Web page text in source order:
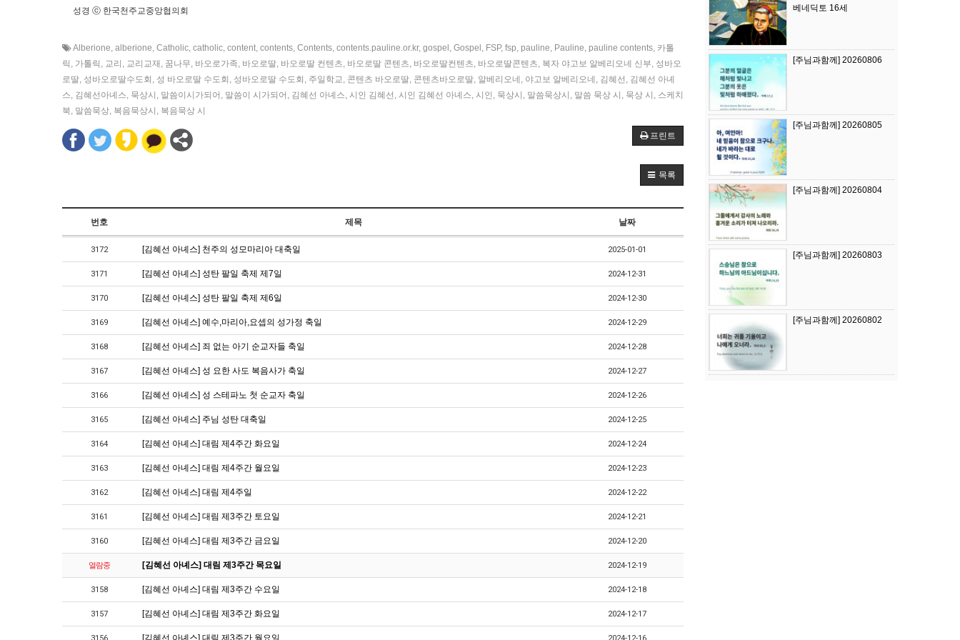
성경 ⓒ 한국천주교중앙협의회
Alberione, alberione, Catholic, catholic, content, contents, Contents, contents.pauline.or.kr, gospel , Gospel , FSP, fsp, pauline, Pauline, pauline contents, 카톨
릭 , 가톨릭 , 교리 , 교리교재 , 꿈나무, 바오로가족, 바오로딸, 바오로딸 컨텐츠, 바오로딸 콘텐츠, 바오로딸컨텐츠, 바오로딸콘텐츠, 복자 야고보 알베리오네 신부, 성바오
로딸, 성바오로딸수도회 , 성 바오로딸 수도회 , 성바오로딸 수도회 , 주일학교, 콘텐츠 바오로딸, 콘텐츠바오로딸, 알베리오네 , 야고보 알베리오네 , 김혜선 , 김혜선 아녜
스, 김혜선아녜스, 묵상시 , 말씀이시가되어 , 말씀이 시가되어 , 김혜선 아녜스, 시인 김혜선 , 시인 김혜선 아녜스, 시인 , 묵상시 , 말씀묵상시 , 말씀 묵상 시 , 묵상 시 , 스케치
북, 말씀묵상, 복음묵상시 , 복음묵상 시
프린트
목록
번호 제목 날짜
3172 [김혜선 아녜스] 천주의 성모마리아 대축일 2025-01-01
3171 [김혜선 아녜스] 성탄 팔일 축제 제7일 2024-12-31
3170 [김혜선 아녜스] 성탄 팔일 축제 제6일 2024-12-30
3169 [김혜선 아녜스] 예수,마리아,요셉의 성가정 축일 2024-12-29
3168 [김혜선 아녜스] 죄 없는 아기 순교자들 축일 2024-12-28
3167 [김혜선 아녜스] 성 요한 사도 복음사가 축일 2024-12-27
3166 [김혜선 아녜스] 성 스테파노 첫 순교자 축일 2024-12-26
3165 [김혜선 아녜스] 주님 성탄 대축일 2024-12-25
3164 [김혜선 아녜스] 대림 제4주간 화요일 2024-12-24
3163 [김혜선 아녜스] 대림 제4주간 월요일 2024-12-23
3162 [김혜선 아녜스] 대림 제4주일 2024-12-22
3161 [김혜선 아녜스] 대림 제3주간 토요일 2024-12-21
3160 [김혜선 아녜스] 대림 제3주간 금요일 2024-12-20
열람중 [김혜선 아녜스] 대림 제3주간 목요일 2024-12-19
3158 [김혜선 아녜스] 대림 제3주간 수요일 2024-12-18
3157 [김혜선 아녜스] 대림 제3주간 화요일 2024-12-17
[김혜선 아녜스] 대림 제3주간 월요일
베네딕토 16세
[주님과함께] 20260806
[주님과함께] 20260805
[주님과함께] 20260804
[주님과함께] 20260803
[주님과함께] 20260802